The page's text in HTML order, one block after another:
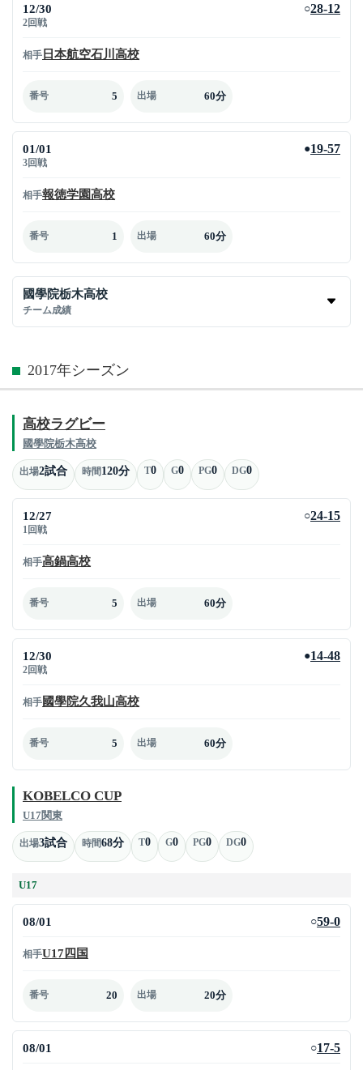
12/30
2回戦
○28-12
相手 日本航空石川高校
番号 5 出場 60分
01/01
3回戦
●19-57
相手報徳学園高校
番号 1 出場 60分
國學院栃木高校
チーム成績
2017年シーズン
高校ラグビー
國學院栃木高校
出場2試合 時間120分 T0 G0 PG0 DG0
12/27
1回戦
○24-15
相手高鍋高校
番号 5 出場 60分
12/30
2回戦
●14-48
相手國學院久我山高校
番号 5 出場 60分
KOBELCO CUP
U17関東
出場3試合 時間68分 T0 G0 PG0 DG0
U17
08/01 ○59-0
相手U17四国
番号 20 出場 20分
08/01 ○17-5